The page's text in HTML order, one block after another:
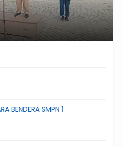
BENDERA SMPN 1